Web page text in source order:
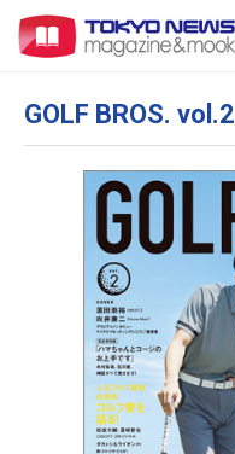
GOLF BROS. vol.2